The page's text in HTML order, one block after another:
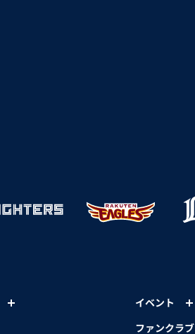
イベント
ファンクラブ